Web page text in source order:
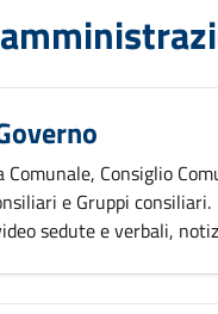
Comunale, Consiglio
e Gruppi consiliari.
sedute e verbali,